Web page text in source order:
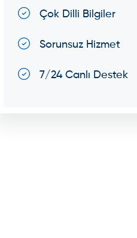
Çok Dilli Bilgiler
Sorunsuz Hizmet
7/24 Canlı Destek